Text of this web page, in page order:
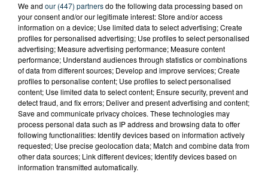
Tarif Payant
La CoPLER organise son annuel Journée du Troc et du
Réemploi le dimanche 20 novembre de 10H à 17H au
Neulizium de Neulise.
We and our (447) partnersdo the following data processing based on
your consent and/or our legitimate interest: Store and/or access
information on a device; Use limited data to select advertising; Create
profiles for personalised advertising; Use profiles to select personalised
advertising; Measure advertising performance; Measure content
performance; Understand audiences through statistics or combinations
of data from different sources; Develop and improve services; Create
profiles to personalise content; Use profiles to select personalised
content; Use limited data to select content; Ensure security, prevent and
detect fraud, and fix errors; Deliver and present advertising and content;
Save and communicate privacy choices. These technologies may
process personal data such as IP address and browsing data to offer
following functionalities: Identify devices based on information actively
requested; Use precise geolocation data; Match and combine data from
other data sources; Link different devices; Identify devices based on
information transmitted automatically.